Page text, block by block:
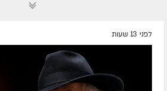
לפני 13 שעות